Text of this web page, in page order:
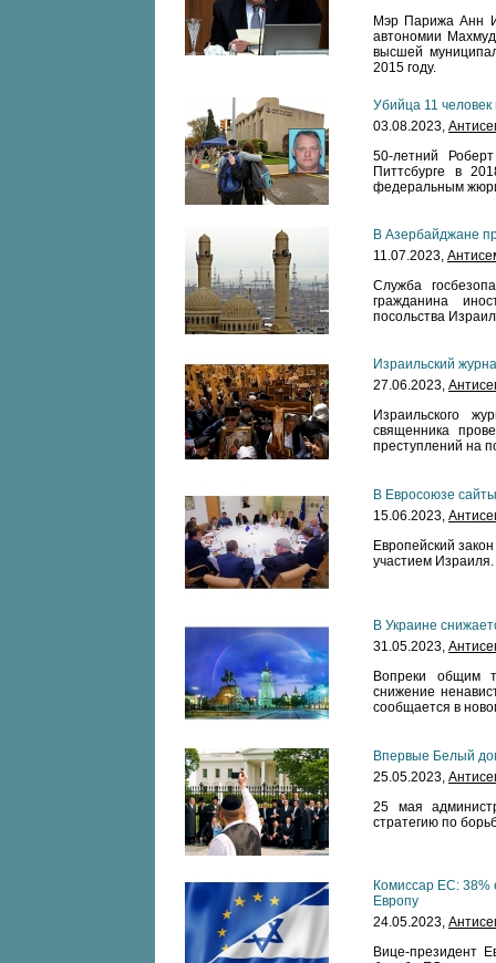
Мэр Парижа Анн
автономии
высшей
2015 году.
Убийца 11 человек
03.08.2023,
50-летний
Питтсбурге в
федеральным
В Азербайджане
11.07.2023,
Служба
гражданина
посольства
Израильский
27.06.2023,
Израильского
священника
преступлений на
В Евросоюзе
15.06.2023,
Европейский
участием Израиля.
В Украине
31.05.2023,
Вопреки общим
снижение
сообщается в
Впервые Белый
25.05.2023,
25 мая
стратегию по
Комиссар ЕС: 38%
Европу
24.05.2023,
Вице-президент